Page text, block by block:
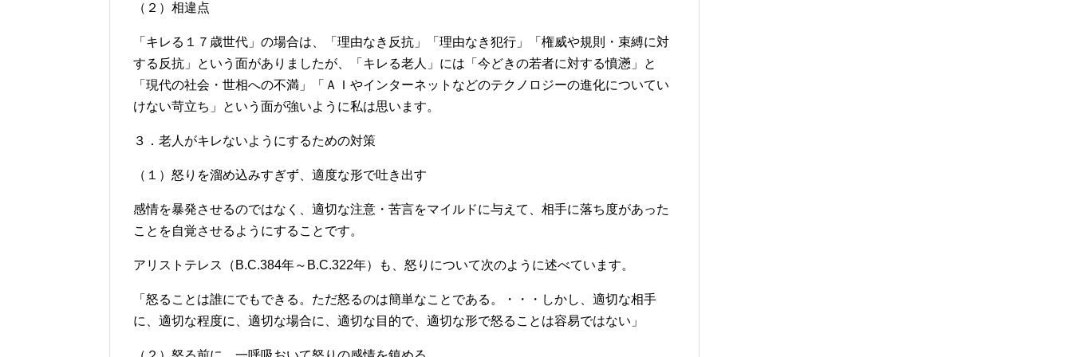
（２）相違点
「キレる１７歳世代」の場合は、「理由なき反抗」「理由なき犯行」「権威や規則・束縛に対
する反抗」という面がありましたが、「キレる老人」には「今どきの若者に対する憤懣」と
「現代の社会・世相への不満」「ＡＩやインターネットなどのテクノロジーの進化についてい
けない苛立ち」という面が強いように私は思います。
３．老人がキレないようにするための対策
（１）怒りを溜め込みすぎず、適度な形で吐き出す
感情を暴発させるのではなく、適切な注意・苦言をマイルドに与えて、相手に落ち度があった
ことを自覚させるようにすることです。
アリストテレス（B.C.384年～B.C.322年）も、怒りについて次のように述べています。
「怒ることは誰にでもできる。ただ怒るのは簡単なことである。・・・しかし、適切な相手
に、適切な程度に、適切な場合に、適切な目的で、適切な形で怒ることは容易ではない」